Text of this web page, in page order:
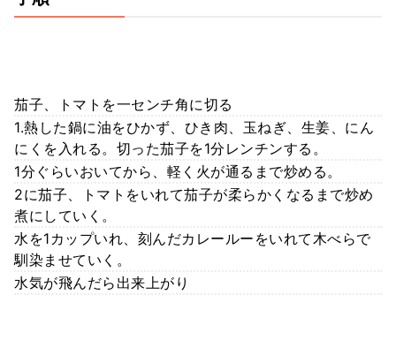
茄子、トマトを一センチ角に切る
1.熱した鍋に油をひかず、ひき肉、玉ねぎ、生姜、にん
にくを入れる。切った茄子を1分レンチンする。
1分ぐらいおいてから、軽く火が通るまで炒める。
2に茄子、トマトをいれて茄子が柔らかくなるまで炒め
煮にしていく。
水を1カップいれ、刻んだカレールーをいれて木べらで
馴染ませていく。
水気が飛んだら出来上がり